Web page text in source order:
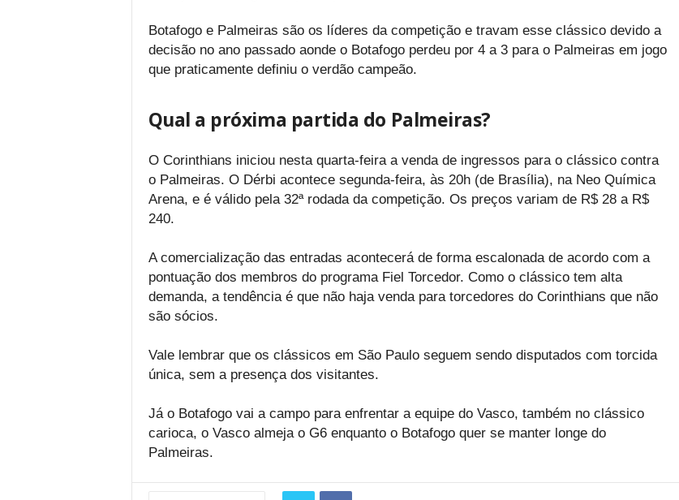
Botafogo e Palmeiras são os líderes da competição e travam esse clássico devido a
decisão no ano passado aonde o Botafogo perdeu por 4 a 3 para o Palmeiras em jogo
que praticamente definiu o verdão campeão.
Qual a próxima partida do Palmeiras?
O Corinthians iniciou nesta quarta-feira a venda de ingressos para o clássico contra
o Palmeiras. O Dérbi acontece segunda-feira, às 20h (de Brasília), na Neo Química
Arena, e é válido pela 32ª rodada da competição. Os preços variam de R$ 28 a R$
240.
A comercialização das entradas acontecerá de forma escalonada de acordo com a
pontuação dos membros do programa Fiel Torcedor. Como o clássico tem alta
demanda, a tendência é que não haja venda para torcedores do Corinthians que não
são sócios.
Vale lembrar que os clássicos em São Paulo seguem sendo disputados com torcida
única, sem a presença dos visitantes.
Já o Botafogo vai a campo para enfrentar a equipe do Vasco, também no clássico
carioca, o Vasco almeja o G6 enquanto o Botafogo quer se manter longe do
Palmeiras.